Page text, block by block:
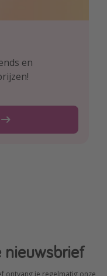
en
reis-hacks!
nieuwsbrief
ontvang je regelmatig onze